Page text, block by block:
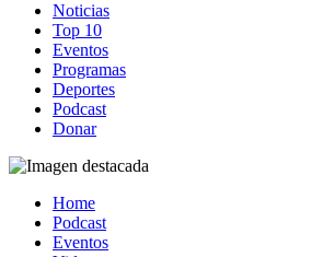
Noticias
Top 10
Eventos
Programas
Deportes
Podcast
Donar
Home
Podcast
Eventos